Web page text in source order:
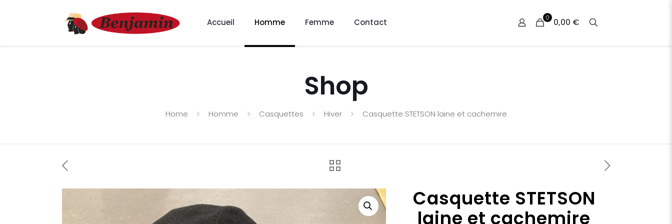
Accueil Homme Femme Contact 0 0,00 €
Shop
Home Homme Casquettes Hiver Casquette STETSON laine et cachemire
Casquette STETSON
laine et cachemire